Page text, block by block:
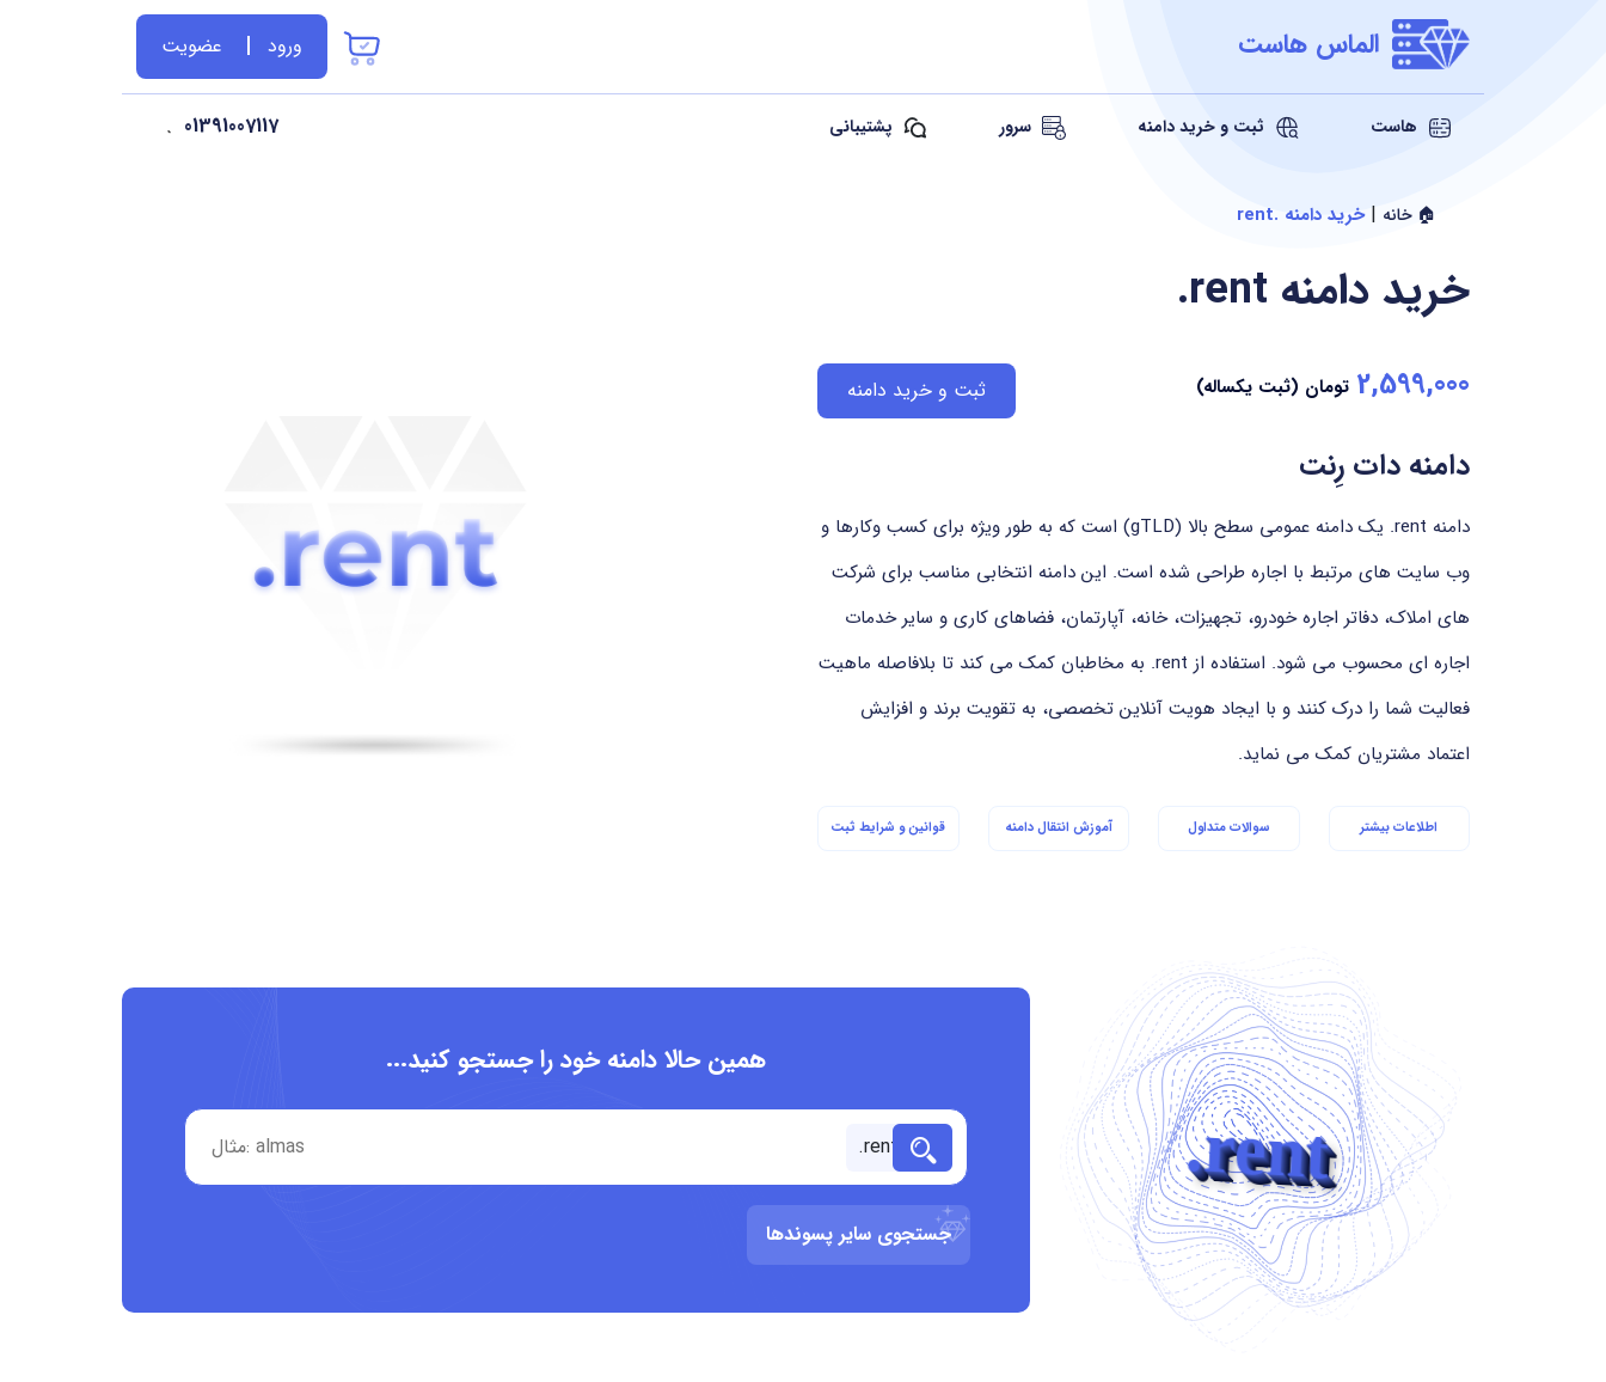
الماس هاست ورود عضویت
هاست ثبت و خرید دامنه سرور پشتیبانی 01391007117
🏠 خانه |خرید دامنه .rent
.rent خرید دامنه
2,599,000 تومان (ثبت یکساله) ثبت و خرید دامنه
دامنه دات رِنت
دامنه ‎.rent یک دامنه عمومی سطح بالا (gTLD) است که به طور ویژه برای کسب وکارها و
وب سایت های مرتبط با اجاره طراحی شده است. این دامنه انتخابی مناسب برای شرکت
های املاک، دفاتر اجاره خودرو، تجهیزات، خانه، آپارتمان، فضاهای کاری و سایر خدمات
اجاره ای محسوب می شود. استفاده از ‎.rent به مخاطبان کمک می کند تا بلافاصله ماهیت
فعالیت شما را درک کنند و با ایجاد هویت آنلاین تخصصی، به تقویت برند و افزایش
اعتماد مشتریان کمک می نماید.
اطلاعات بیشتر سوالات متداول آموزش انتقال دامنه قوانین و شرایط ثبت
.rent
همین حالا دامنه خود را جستجو کنید...
جستجوی سایر پسوندها